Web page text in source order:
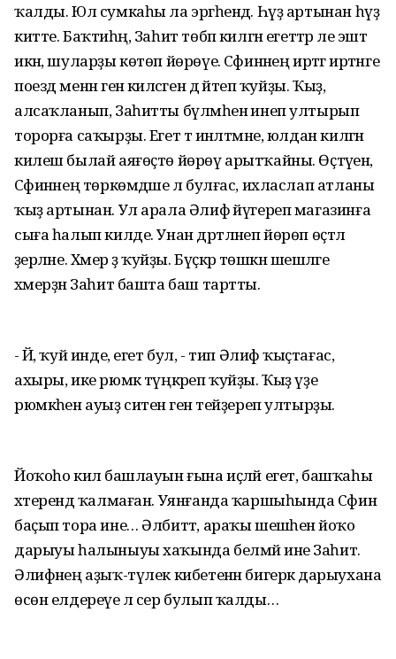
ҡалды. Юл сумкаһы ла эргәһендә. Һүҙ артынан һүҙ
китте. Баҡтиһәң, Заһит төбәп килгән егеттәр әле эштә
икән, шуларҙы көтөп йөрөүе. Сәфинәнең иртәгә иртәнге
поезд менән генә киләсәген дә әйтеп ҡуйҙы. Ҡыҙ,
алсаҡланып, Заһитты бүлмәһенә инеп ултырып
торорға саҡырҙы. Егет тә инәлтмәне, юлдан килгән
килеш былай аяғөҫтө йөрөү арытҡайны. Өҫтәүенә,
Сәфинәнең төркөмдәше лә булғас, ихласлап атланы
ҡыҙ артынан. Ул арала Әлифә йүгереп магазинға
сыға һалып килде. Унан дәртләнеп йөрөп өҫтәл
әҙерләне. Хәмер ҙә ҡуйҙы. Бүҫкәрә төшкән шешәләге
хәмерҙән Заһит башта баш тартты.
- Йә, ҡуй инде, егет бул, - тип Әлифә ҡыҫтағас,
ахыры, ике рюмкә түңкәреп ҡуйҙы. Ҡыҙ үҙе
рюмкәһен ауыҙ ситенә генә тейҙереп ултырҙы.
Йоҡоһо килә башлауын ғына иҫләй егет, башҡаһы
хәтерендә ҡалмаған. Уянғанда ҡаршыһында Сәфинә
баҫып тора ине… Әлбиттә, араҡы шешәһенә йоҡо
дарыуы һалыныуы хаҡында белмәй ине Заһит.
Әлифәнең аҙыҡ-түлек кибетенән бигерәк дарыухана
өсөн елдереүе лә сер булып ҡалды…